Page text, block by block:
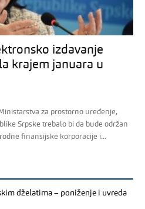
izdavanje
krajem januara u
za prostorno uređenje,
Srpske trebalo bi da bude održan
finansijske korporacije i...
dželatima – poniženje i uvreda